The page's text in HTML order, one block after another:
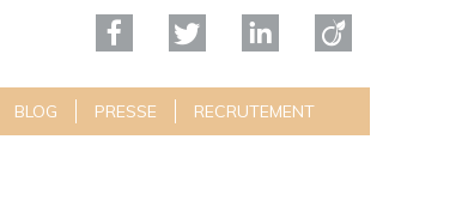
BLOG PRESSE RECRUTEMENT